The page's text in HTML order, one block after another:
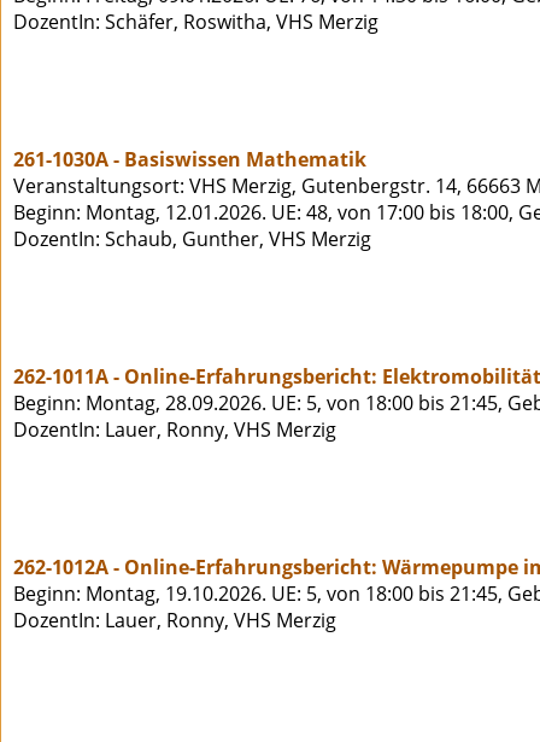
DozentIn: Schäfer, Roswitha, VHS Merzig
261-1030A - Basiswissen Mathematik
Veranstaltungsort: VHS Merzig, Gutenbergstr. 14, 66663
Beginn: Montag, 12.01.2026. UE: 48, von 17:00 bis 18:00,
DozentIn: Schaub, Gunther, VHS Merzig
262-1011A - Online-Erfahrungsbericht:
Beginn: Montag, 28.09.2026. UE: 5, von 18:00 bis 21:45,
DozentIn: Lauer, Ronny, VHS Merzig
262-1012A - Online-Erfahrungsbericht: Wärmepumpe
Beginn: Montag, 19.10.2026. UE: 5, von 18:00 bis 21:45,
DozentIn: Lauer, Ronny, VHS Merzig